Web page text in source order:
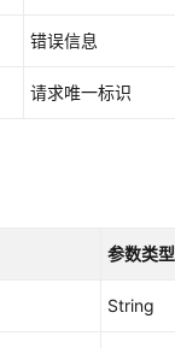
错误信息
请求唯一标识
参数类型
String